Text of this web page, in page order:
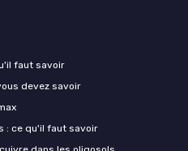
faut savoir
devez savoir
: ce qu'il faut savoir